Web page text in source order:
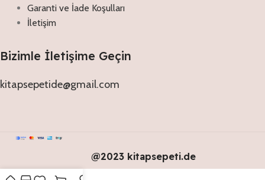
Garanti ve İade Koşulları
İletişim
Bizimle İletişime Geçin
kitapsepetide@gmail.com
@2023 kitapsepeti.de